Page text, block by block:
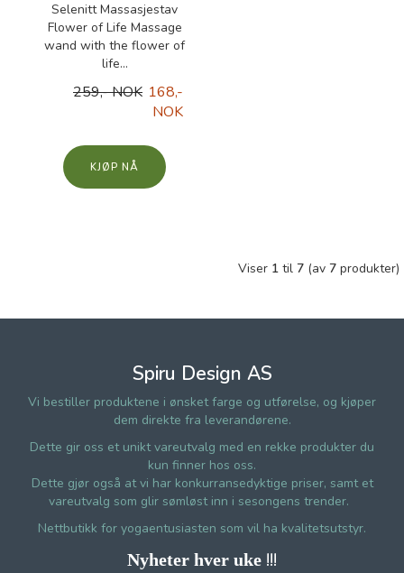
Selenitt Massasjestav
Flower of Life Massage
wand with the flower of
life...
259,- NOK 168,-
NOK
KJØP
Viser 1 til 7 (av 7 produkter)
Spiru Design AS
Vi bestiller produktene i ønsket farge og utførelse, og kjøper
dem direkte fra leverandørene.
Dette gir oss et unikt vareutvalg med en rekke produkter du
kun finner hos oss.
Dette gjør også at vi har konkurransedyktige priser, samt et
vareutvalg som glir sømløst inn i sesongens trender.
Nettbutikk for yogaentusiasten som vil ha kvalitetsutstyr.
Nyheter hver uke !!!